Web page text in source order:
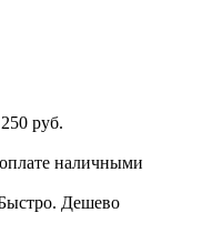
руб.
наличными
Дешево